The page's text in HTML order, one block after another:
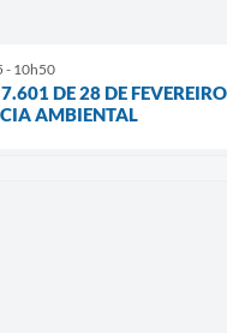
- 10h50
DE 28 DE
AMBIENTAL